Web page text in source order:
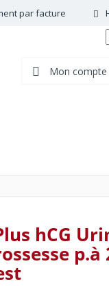
par facture
Mon compte
hCG
p.à